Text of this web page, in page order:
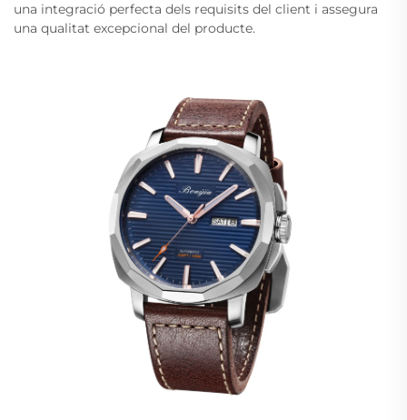
una integració perfecta dels requisits del client i assegura
una qualitat excepcional del producte.